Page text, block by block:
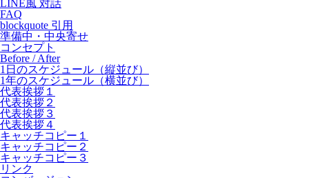
LINE風 対話
FAQ
blockquote 引用
準備中・中央寄せ
コンセプト
Before / After
1日のスケジュール（縦並び）
1年のスケジュール（横並び）
代表挨拶１
代表挨拶２
代表挨拶３
代表挨拶４
キャッチコピー１
キャッチコピー２
キャッチコピー３
リンク